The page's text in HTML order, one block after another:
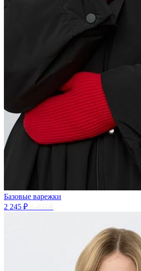
Базовые варежки
2 245 ₽